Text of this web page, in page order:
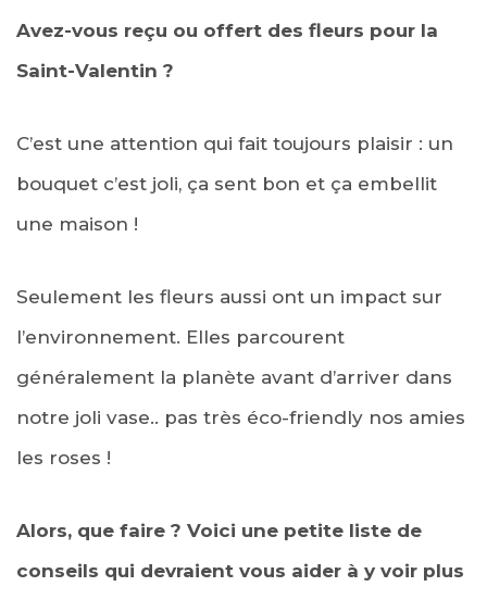
Avez-vous reçu ou offert des fleurs pour la
Saint-Valentin ?
C’est une attention qui fait toujours plaisir : un
bouquet c’est joli, ça sent bon et ça embellit
une maison !
Seulement les fleurs aussi ont un impact sur
l’environnement. Elles parcourent
généralement la planète avant d’arriver dans
notre joli vase.. pas très éco-friendly nos amies
les roses !
Alors, que faire ? Voici une petite liste de
conseils qui devraient vous aider à y voir plus